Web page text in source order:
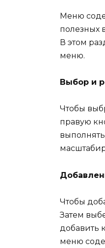
Меню
полезных
В этом
меню.
Выбор и
Чтобы
правую
Чтобы
Затем
добавить
меню